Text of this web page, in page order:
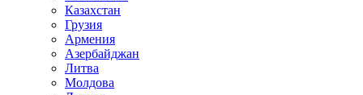
Казахстан
Грузия
Армения
Азербайджан
Литва
Молдова